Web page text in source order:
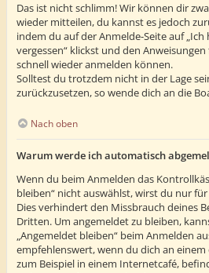
Das ist nicht schlimm! Wir können dir
wieder mitteilen, du kannst es jedoch
indem du auf der Anmelde-Seite auf
vergessen“ klickst und den
schnell wieder anmelden können.
Solltest du trotzdem nicht in der Lage
zurückzusetzen, so wende dich an die
Nach oben
Warum werde ich automatisch
Wenn du beim Anmelden das
bleiben“ nicht auswählst, wirst du nur
Dies verhindert den Missbrauch deines
Dritten. Um angemeldet zu bleiben,
„Angemeldet bleiben“ beim Anmelden
empfehlenswert, wenn du dich an
zum Beispiel in einem Internetcafé,